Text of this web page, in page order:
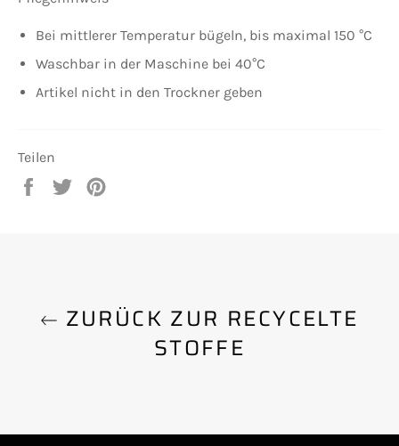
Bei mittlerer Temperatur bügeln, bis maximal 150 °C
Waschbar in der Maschine bei 40°C
Artikel nicht in den Trockner geben
Teilen
Auf
Auf
ZURÜCK ZUR RECYCELTE
STOFFE